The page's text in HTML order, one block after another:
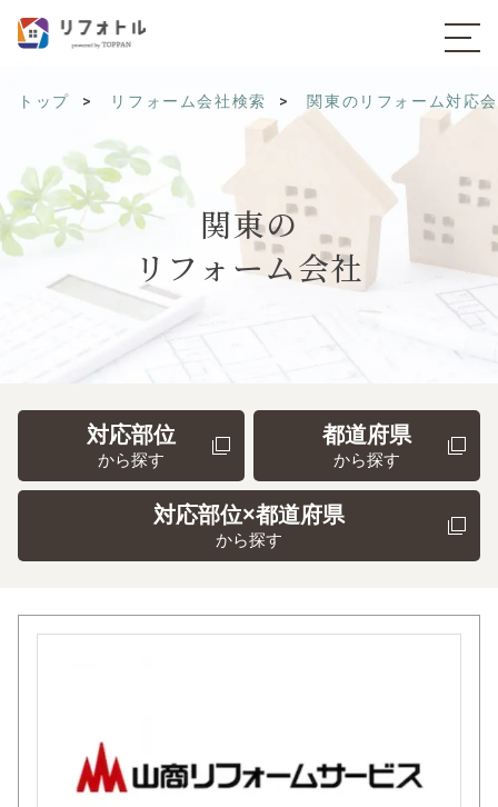
トップ リフォーム会社検索 関東のリフォーム対応
関東の
リフォーム会社
対応部位
から探す
都道府県
から探す
対応部位×都道府県
から探す